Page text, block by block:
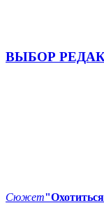
ВЫБОР
Сюжет